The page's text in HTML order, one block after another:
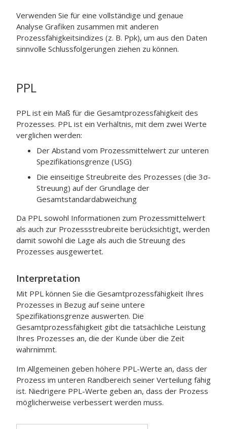
Verwenden Sie für eine vollständige und genaue
Analyse Grafiken zusammen mit anderen
Prozessfähigkeitsindizes (z. B. Ppk), um aus den Daten
sinnvolle Schlussfolgerungen ziehen zu können.
PPL
PPL ist ein Maß für die Gesamtprozessfähigkeit des
Prozesses. PPL ist ein Verhältnis, mit dem zwei Werte
verglichen werden:
Der Abstand vom Prozessmittelwert zur unteren
Spezifikationsgrenze (USG)
Die einseitige Streubreite des Prozesses (die 3σ-
Streuung) auf der Grundlage der
Gesamtstandardabweichung
Da PPL sowohl Informationen zum Prozessmittelwert
als auch zur Prozessstreubreite berücksichtigt, werden
damit sowohl die Lage als auch die Streuung des
Prozesses ausgewertet.
Interpretation
Mit PPL können Sie die Gesamtprozessfähigkeit Ihres
Prozesses in Bezug auf seine untere
Spezifikationsgrenze auswerten. Die
Gesamtprozessfähigkeit gibt die tatsächliche Leistung
Ihres Prozesses an, die der Kunde über die Zeit
wahrnimmt.
Im Allgemeinen geben höhere PPL-Werte an, dass der
Prozess im unteren Randbereich seiner Verteilung fähig
ist. Niedrigere PPL-Werte geben an, dass der Prozess
möglicherweise verbessert werden muss.